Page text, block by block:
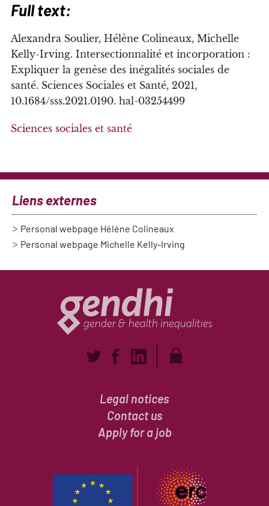
Liens externes
Personal webpage Hélène Colineaux
Personal webpage Michelle Kelly-Irving
Full text:
Alexandra Soulier, Hélène Colineaux, Michelle
Kelly-Irving. Intersectionnalité et incorporation :
Expliquer la genèse des inégalités sociales de
santé. Sciences Sociales et Santé, 2021,
10.1684/sss.2021.0190. hal-03254499
Sciences sociales et santé
Legal notices
Contact us
Apply for a job